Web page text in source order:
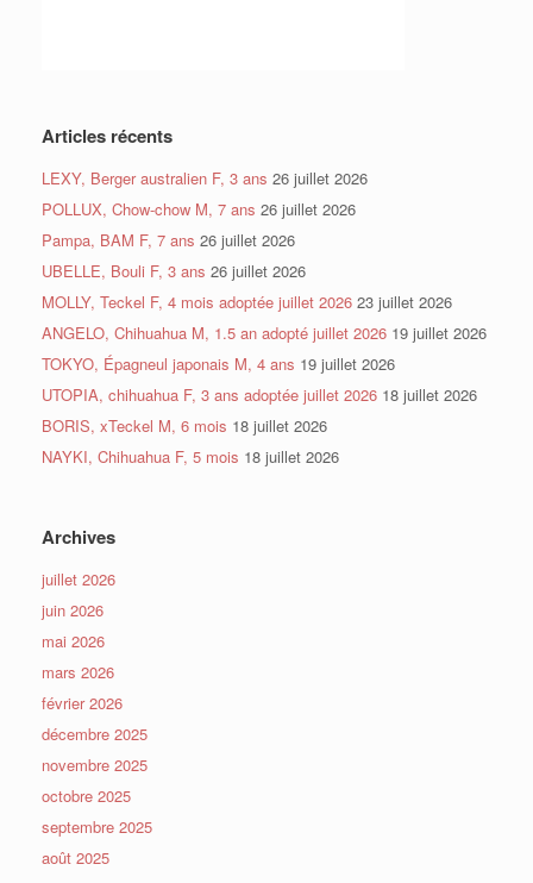
Articles récents
LEXY, Berger australien F, 3 ans 26 juillet 2026
POLLUX, Chow-chow M, 7 ans 26 juillet 2026
Pampa, BAM F, 7 ans 26 juillet 2026
UBELLE, Bouli F, 3 ans 26 juillet 2026
MOLLY, Teckel F, 4 mois adoptée juillet 2026 23 juillet 2026
ANGELO, Chihuahua M, 1.5 an adopté juillet 2026 19 juillet 2026
TOKYO, Épagneul japonais M, 4 ans 19 juillet 2026
UTOPIA, chihuahua F, 3 ans adoptée juillet 2026 18 juillet 2026
BORIS, xTeckel M, 6 mois 18 juillet 2026
NAYKI, Chihuahua F, 5 mois 18 juillet 2026
Archives
juillet 2026
juin 2026
mai 2026
mars 2026
février 2026
décembre 2025
novembre 2025
octobre 2025
septembre 2025
août 2025